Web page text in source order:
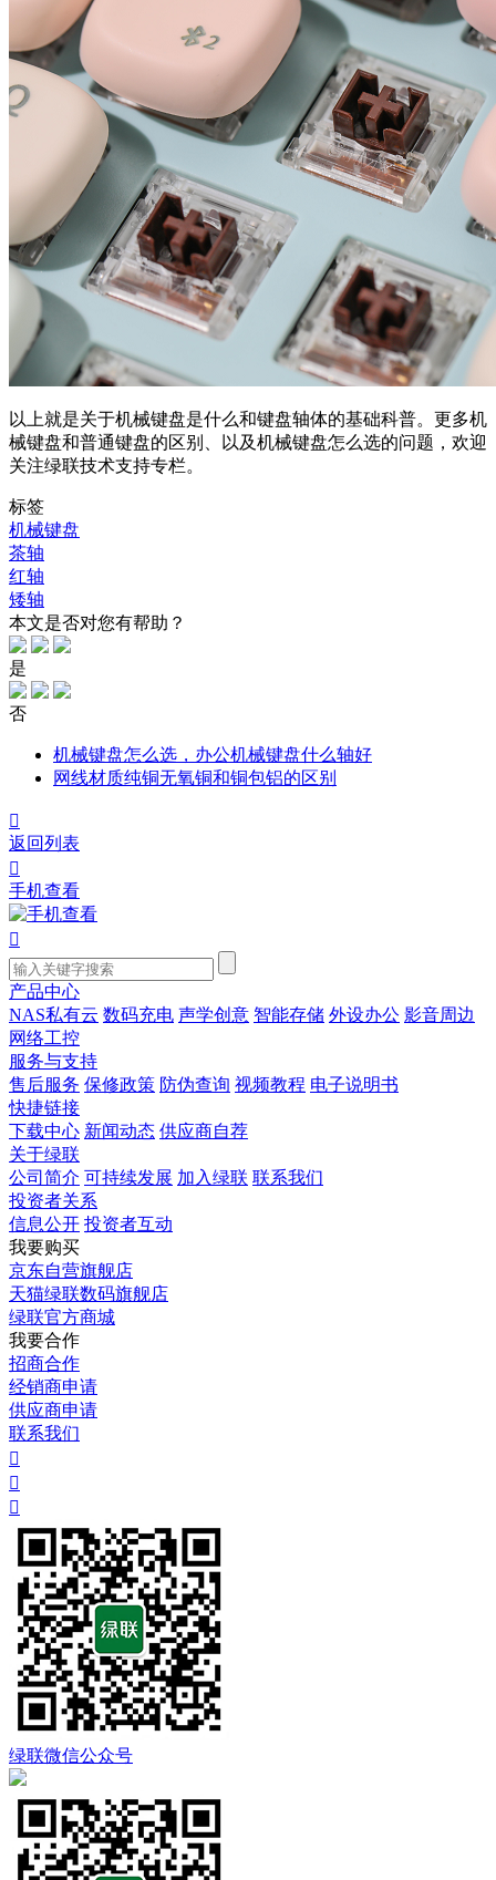
以上就是关于机械键盘是什么和键盘轴体的基础科普。更多机
械键盘和普通键盘的区别、以及机械键盘怎么选的问题，欢迎
关注绿联技术支持专栏。
标签
机械键盘
茶轴
红轴
矮轴
本文是否对您有帮助？
是
否
机械键盘怎么选，办公机械键盘什么轴好
网线材质纯铜无氧铜和铜包铝的区别

返回列表

手机查看

产品中心
NAS私有云 数码充电 声学创意 智能存储 外设办公 影音周边
网络工控
服务与支持
售后服务 保修政策 防伪查询 视频教程 电子说明书
快捷链接
下载中心 新闻动态 供应商自荐
关于绿联
公司简介 可持续发展 加入绿联 联系我们
投资者关系
信息公开 投资者互动
我要购买
京东自营旗舰店
天猫绿联数码旗舰店
绿联官方商城
我要合作
招商合作
经销商申请
供应商申请
联系我们



绿联微信公众号